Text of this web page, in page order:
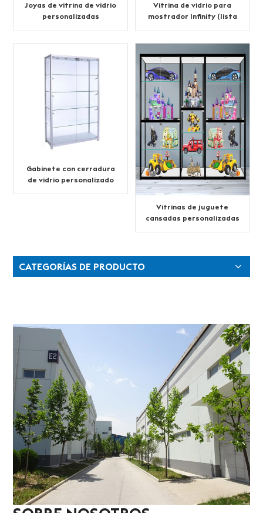
Joyas de vitrina de vidrio
personalizadas
Vitrina de vidrio para
mostrador Infinity (lista
Gabinete con cerradura
de vidrio personalizado
Vitrinas de juguete
cansadas personalizadas
CATEGORÍAS DE PRODUCTO